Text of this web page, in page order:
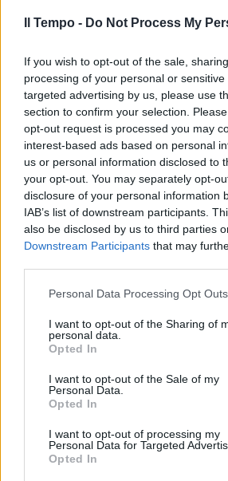
Il Tempo - Do Not Process My
If you wish to opt-out of the sale,
processing of your personal or
targeted advertising by us, please use
section to confirm your selection.
opt-out request is processed you may
interest-based ads based on personal
us or personal information disclosed to
your opt-out. You may separately opt-
disclosure of your personal information
IAB’s list of downstream participants.
also be disclosed by us to third parties
Downstream Participants that may
Personal Data Processing Opt Outs
I want to opt-out of the Sharing of
personal data.
Opted In
I want to opt-out of the Sale of my
Personal Data.
Opted In
I want to opt-out of processing my
Personal Data for Targeted
Opted In
commissione tecnica di
effetti economici di tutto il
Sul lungo periodo
dovrebbe incidere sul Pil
decreti attuativi dovrebbero
settembre 2022 e gli effetti
dovrebbero mostrarsi a
come in questo caso: chi
Pranzo e
coprifuoco,